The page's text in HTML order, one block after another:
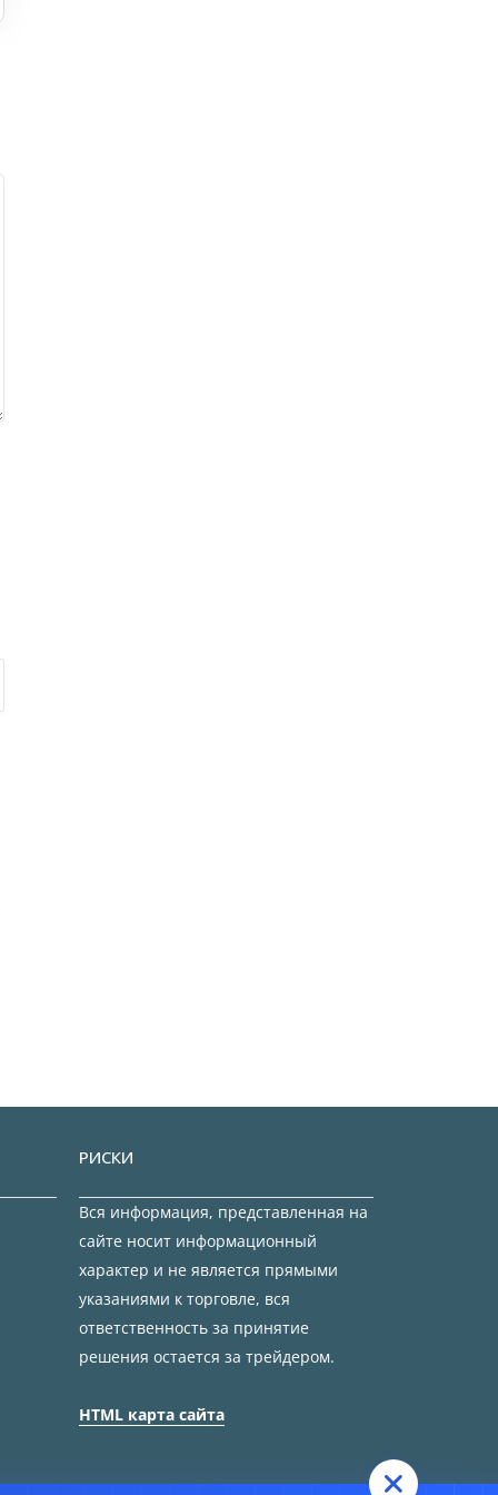
РИСКИ
Вся информация, представленная на
сайте носит информационный
характер и не является прямыми
указаниями к торговле, вся
ответственность за принятие
решения остается за трейдером.
HTML карта сайта